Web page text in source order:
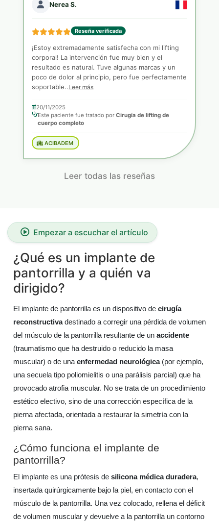
Nerea S.
Reseña verificada
¡Estoy extremadamente satisfecha con mi lifting
corporal! La intervención fue muy bien y el
resultado es natural. Tuve algunas marcas y un
poco de dolor al principio, pero fue perfectamente
soportable..Leer más
20/11/2025
Este paciente fue tratado porCirugía de lifting de
cuerpo completo
ACIBADEM
Leer todas las reseñas
Empezar a escuchar el artículo
¿Qué es un implante de
pantorrilla y a quién va
dirigido?
El implante de pantorrilla es un dispositivo de cirugía
reconstructivadestinado a corregir una pérdida de volumen
del músculo de la pantorrilla resultante de un accidente
(traumatismo que ha destruido o reducido la masa
muscular) o de una enfermedad neurológica(por ejemplo,
una secuela tipo poliomielitis o una parálisis parcial) que ha
provocado atrofia muscular. No se trata de un procedimiento
estético electivo, sino de una corrección específica de la
pierna afectada, orientada a restaurar la simetría con la
pierna sana.
¿Cómo funciona el implante de
pantorrilla?
El implante es una prótesis de silicona médica duradera,
insertada quirúrgicamente bajo la piel, en contacto con el
músculo de la pantorrilla. Una vez colocado, rellena el déficit
de volumen muscular y devuelve a la pantorrilla un contorno